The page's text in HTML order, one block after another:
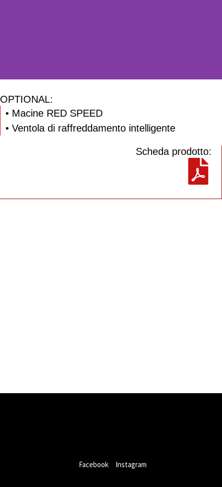
OPTIONAL:
• Macine RED SPEED
• Ventola di raffreddamento intelligente
Scheda prodotto:
Facebook Instagram